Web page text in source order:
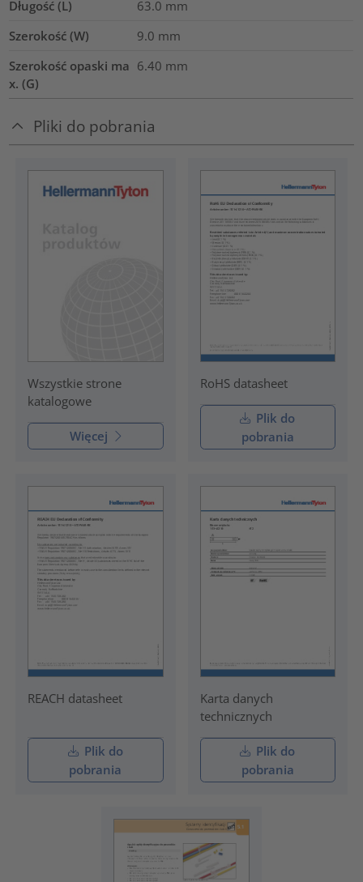
Długość (L) 63.0 mm
Szerokość (W)
9.0 mm
Szerokość opaski ma
x. (G)
6.40 mm
Pliki do pobrania
Wszystkie strone
katalogowe
Więcej
RoHS datasheet
Plik do
pobrania
REACH datasheet
Plik do
pobrania
Karta danych
technicznych
Plik do
pobrania